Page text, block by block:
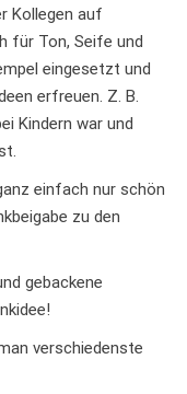
Kollegen auf
für Ton, Seife und
eingesetzt und
erfreuen. Z. B.
Kindern war und
einfach nur schön
zu den
gebackene
verschiedenste